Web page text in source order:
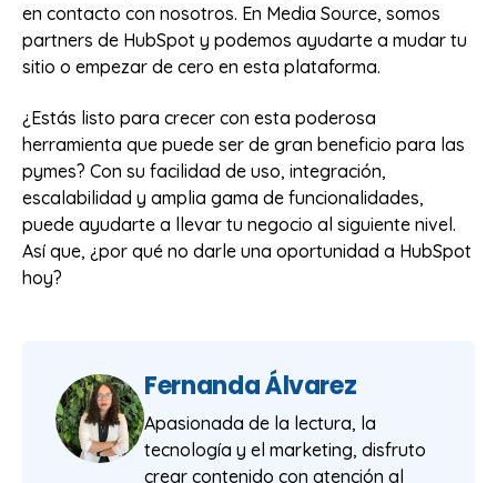
en contacto con nosotros. En Media Source, somos
partners de HubSpot y podemos ayudarte a mudar tu
sitio o empezar de cero en esta plataforma.
¿Estás listo para crecer con esta poderosa
herramienta que puede ser de gran beneficio para las
pymes? Con su facilidad de uso, integración,
escalabilidad y amplia gama de funcionalidades,
puede ayudarte a llevar tu negocio al siguiente nivel.
Así que, ¿por qué no darle una oportunidad a HubSpot
hoy?
Fernanda Álvarez
Apasionada de la lectura, la
tecnología y el marketing, disfruto
crear contenido con atención al